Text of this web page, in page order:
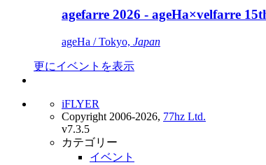
agefarre 2026 - ageHa×velfarre
ageHa / Tokyo, Japan
更にイベントを表示
iFLYER
Copyright 2006-2026, 77hz Ltd.
v7.3.5
カテゴリー
イベント